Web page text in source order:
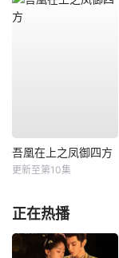
吾凰在上之凤御四方
更新至第10集
正在热播